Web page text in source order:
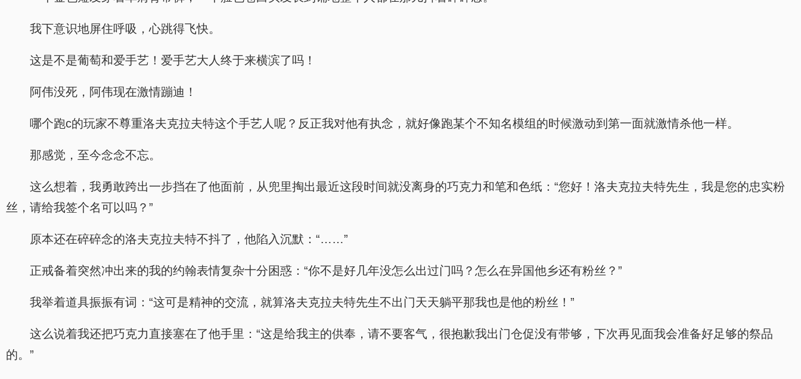
我下意识地屏住呼吸，心跳得飞快。
这是不是葡萄和爱手艺！爱手艺大人终于来横滨了吗！
阿伟没死，阿伟现在激情蹦迪！
哪个跑c的玩家不尊重洛夫克拉夫特这个手艺人呢？反正我对他有执念，就好像跑某个不知名模组的时候激动到第一面就激情杀他一样。
那感觉，至今念念不忘。
这么想着，我勇敢跨出一步挡在了他面前，从兜里掏出最近这段时间就没离身的巧克力和笔和色纸：“您好！洛夫克拉夫特先生，我是您的忠实粉
丝，请给我签个名可以吗？”
原本还在碎碎念的洛夫克拉夫特不抖了，他陷入沉默：“……”
正戒备着突然冲出来的我的约翰表情复杂十分困惑：“你不是好几年没怎么出过门吗？怎么在异国他乡还有粉丝？”
我举着道具振振有词：“这可是精神的交流，就算洛夫克拉夫特先生不出门天天躺平那我也是他的粉丝！”
这么说着我还把巧克力直接塞在了他手里：“这是给我主的供奉，请不要客气，很抱歉我出门仓促没有带够，下次再见面我会准备好足够的祭品
的。”